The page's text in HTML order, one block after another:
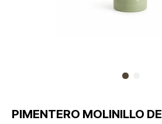
PIMENTERO MOLINILLO DE